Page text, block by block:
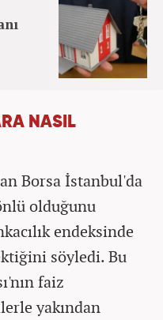
NASIL
Borsa İstanbul'da
olduğunu
endeksinde
söyledi. Bu
faiz
yakından